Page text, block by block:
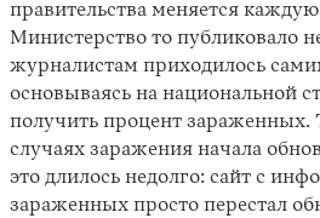
правительства меняется
Министерство то публиковало
журналистам приходилось
основываясь на национальной
получить процент
случаях заражения начала
это длилось недолго: сайт с
зараженных просто перестал